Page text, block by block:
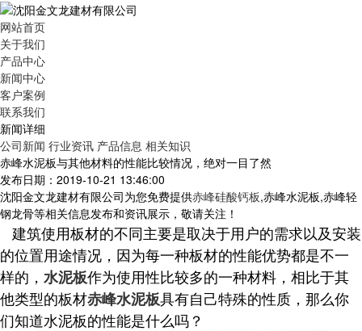
网站首页
关于我们
产品中心
新闻中心
客户案例
联系我们
新闻详细
公司新闻 行业资讯 产品信息 相关知识
赤峰水泥板与其他材料的性能比较情况，绝对一目了然
发布日期：2019-10-21 13:46:00
沈阳金文龙建材有限公司为您免费提供赤峰硅酸钙板,赤峰水泥板,赤峰轻
钢龙骨等相关信息发布和资讯展示，敬请关注！
建筑使用板材的不同主要是取决于用户的需求以及安装
的位置用途情况，因为每一种板材的性能优势都是不一
样的， 水泥板作为使用性比较多的一种材料，相比于其
他类型的板材赤峰水泥板具有自己特殊的性质，那么你
们知道水泥板的性能是什么吗？